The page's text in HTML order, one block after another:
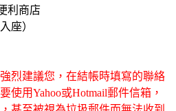
利商店
座）
烈建議您，在結帳時填寫的聯絡
使用Yahoo或Hotmail郵件信箱，